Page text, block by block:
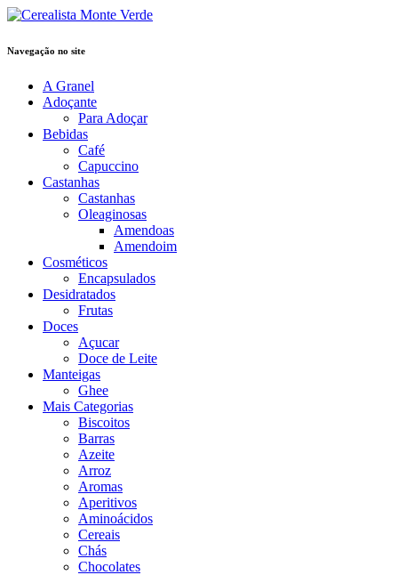
Navegação no site
A Granel
Adoçante
Para Adoçar
Bebidas
Café
Capuccino
Castanhas
Castanhas
Oleaginosas
Amendoas
Amendoim
Cosméticos
Encapsulados
Desidratados
Frutas
Doces
Açucar
Doce de Leite
Manteigas
Ghee
Mais Categorias
Biscoitos
Barras
Azeite
Arroz
Aromas
Aperitivos
Aminoácidos
Cereais
Chás
Chocolates